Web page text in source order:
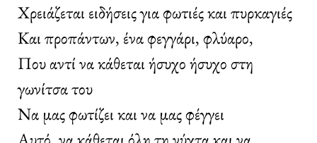
Χρειάζεται ειδήσεις για φωτιές και πυρκαγιές
Και προπάντων, ένα φεγγάρι, φλύαρο,
Που αντί να κάθεται ήσυχο ήσυχο στη
γωνίτσα του
Να μας φωτίζει και να μας φέγγει